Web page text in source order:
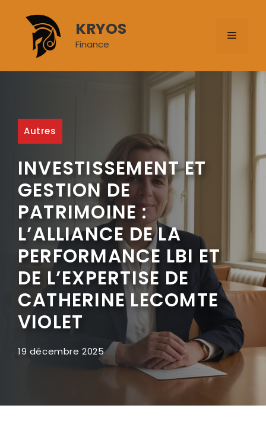
contenu
KRYOS
Finance
MENU
Autres
INVESTISSEMENT ET
GESTION DE
PATRIMOINE :
L’ALLIANCE DE LA
PERFORMANCE LBI ET
DE L’EXPERTISE DE
CATHERINE LECOMTE
VIOLET
19 décembre 2025